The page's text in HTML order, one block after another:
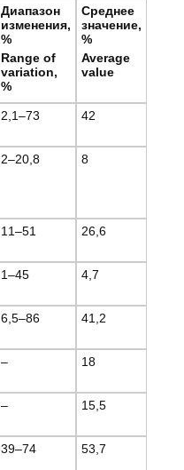
Диапазон
изменения,
%
Range of
variation,
%
Среднее
значение,
%
Average
value
2,1–73 42
2–20,8 8
11–51 26,6
1–45 4,7
6,5–86 41,2
– 18
– 15,5
39–74 53,7